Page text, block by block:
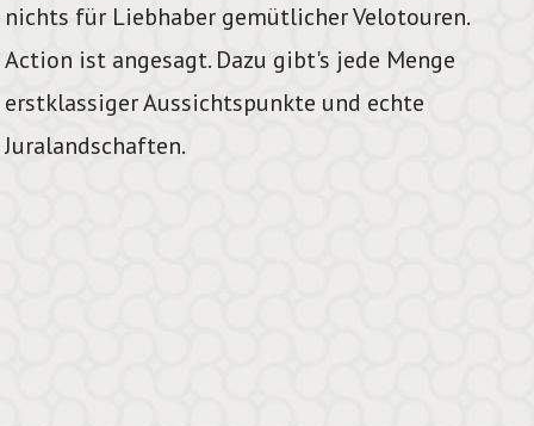
nichts für Liebhaber gemütlicher Velotouren.
Action ist angesagt. Dazu gibt's jede Menge
erstklassiger Aussichtspunkte und echte
Juralandschaften.